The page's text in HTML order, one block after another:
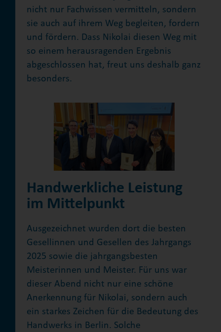
nicht nur Fachwissen vermitteln, sondern
sie auch auf ihrem Weg begleiten, fordern
und fördern. Dass Nikolai diesen Weg mit
so einem herausragenden Ergebnis
abgeschlossen hat, freut uns deshalb ganz
besonders.
Handwerkliche Leistung
im Mittelpunkt
Ausgezeichnet wurden dort die besten
Gesellinnen und Gesellen des Jahrgangs
2025 sowie die jahrgangsbesten
Meisterinnen und Meister. Für uns war
dieser Abend nicht nur eine schöne
Anerkennung für Nikolai, sondern auch
ein starkes Zeichen für die Bedeutung des
Handwerks in Berlin. Solche